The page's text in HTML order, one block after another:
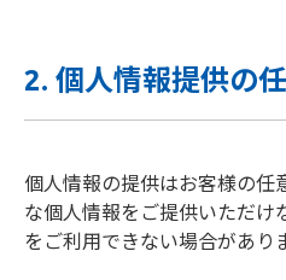
2. 個人情報提供の
個人情報の提供はお客様の任
な個人情報をご提供いただけ
をご利用できない場合があり